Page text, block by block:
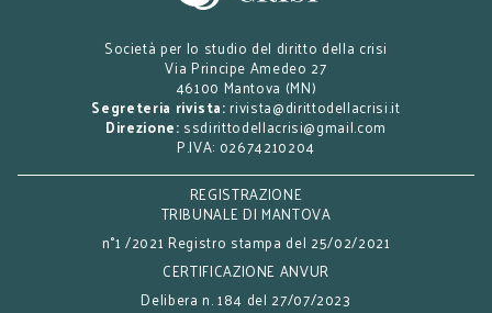
Società per lo studio del diritto della crisi
Via Principe Amedeo 27
46100 Mantova (MN)
Segreteria rivista: rivista@dirittodellacrisi.it
Direzione: ssdirittodellacrisi@gmail.com
P.IVA: 02674210204
REGISTRAZIONE
TRIBUNALE DI MANTOVA
n°1 /2021 Registro stampa del 25/02/2021
CERTIFICAZIONE ANVUR
Delibera n. 184 del 27/07/2023